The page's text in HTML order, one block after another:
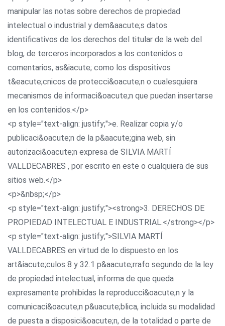
manipular las notas sobre derechos de propiedad
intelectual o industrial y dem&aacute;s datos
identificativos de los derechos del titular de la web del
blog, de terceros incorporados a los contenidos o
comentarios, as&iacute; como los dispositivos
t&eacute;cnicos de protecci&oacute;n o cualesquiera
mecanismos de informaci&oacute;n que puedan insertarse
en los contenidos.</p>
<p style="text-align: justify;">e. Realizar copia y/o
publicaci&oacute;n de la p&aacute;gina web, sin
autorizaci&oacute;n expresa de SILVIA MARTÍ
VALLDECABRES , por escrito en este o cualquiera de sus
sitios web.</p>
<p>&nbsp;</p>
<p style="text-align: justify;"><strong>3. DERECHOS DE
PROPIEDAD INTELECTUAL E INDUSTRIAL.</strong></p>
<p style="text-align: justify;">SILVIA MARTÍ
VALLDECABRES en virtud de lo dispuesto en los
art&iacute;culos 8 y 32.1 p&aacute;rrafo segundo de la ley
de propiedad intelectual, informa de que queda
expresamente prohibidas la reproducci&oacute;n y la
comunicaci&oacute;n p&uacute;blica, incluida su modalidad
de puesta a disposici&oacute;n, de la totalidad o parte de